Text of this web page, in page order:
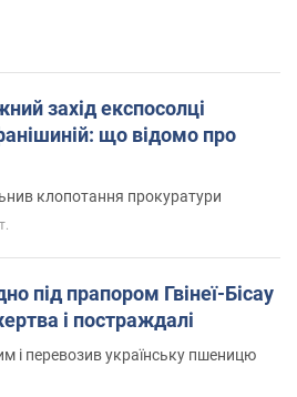
клопотання прокуратури
під прапором Гвінеї-Бісау
і постраждалі
і перевозив українську пшеницю